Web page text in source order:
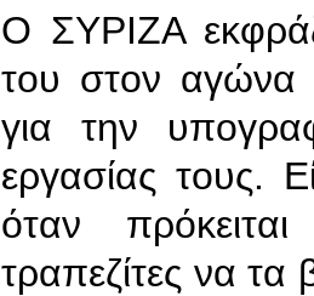
Ο ΣΥΡΙΖΑ
του στον
για την
εργασίας τους.
όταν
τραπεζίτες να τα